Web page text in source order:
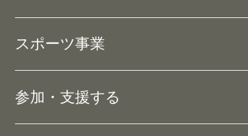
役員等一覧
スポーツ事業
参加・支援する